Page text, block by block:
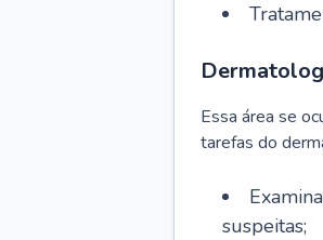
Essa área se
tarefas do
suspeitas;